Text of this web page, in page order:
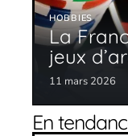
HOBBIES
La
jeux
11 mars 2026
En